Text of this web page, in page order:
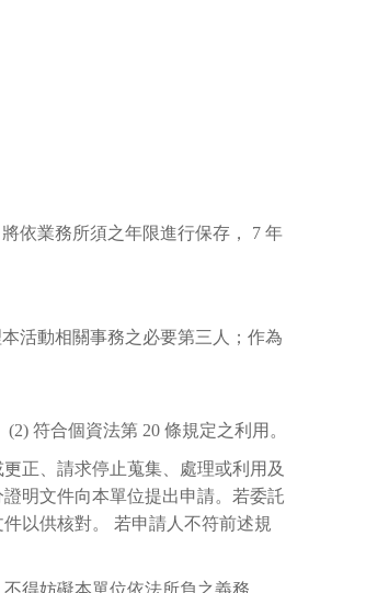
依業務所須之年限進行保存， 7 年
活動相關事務之必要第三人；作為
符合個資法第 20 條規定之利用。
正、請求停止蒐集、處理或利用及
明文件向本單位提出申請。若委託
以供核對。 若申請人不符前述規
得妨礙本單位依法所負之義務。